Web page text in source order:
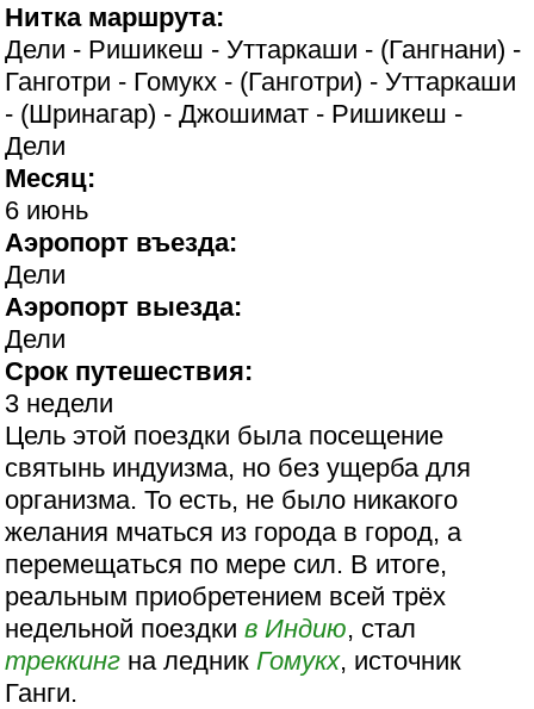
Нитка маршрута:
Дели - Ришикеш - Уттаркаши - (Гангнани) -
Ганготри - Гомукх - (Ганготри) - Уттаркаши
- (Шринагар) - Джошимат - Ришикеш -
Дели
Месяц:
6 июнь
Аэропорт въезда:
Дели
Аэропорт выезда:
Дели
Срок путешествия:
3 недели
Цель этой поездки была посещение
святынь индуизма, но без ущерба для
организма. То есть, не было никакого
желания мчаться из города в город, а
перемещаться по мере сил. В итоге,
реальным приобретением всей трёх
недельной поездкив Индию, стал
треккинг на ледник Гомукх, источник
Ганги.